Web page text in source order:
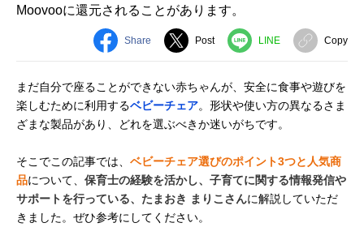
Moovooに還元されることがあります。
Share Post LINE Copy
まだ自分で座ることができない赤ちゃんが、安全に食事や遊びを
楽しむために利用するベビーチェア。形状や使い方の異なるさま
ざまな製品があり、どれを選ぶべきか迷いがちです。
そこでこの記事では、 ベビーチェア選びのポイント3つと人気商
品について、 保育士の経験を活かし、子育てに関する情報発信や
サポートを行っている、たまおき まりこさんに解説していただ
きました。ぜひ参考にしてください。